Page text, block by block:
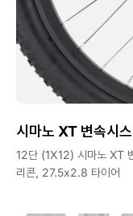
시마노 XT 변속시
12단 (1X12) 시마노 XT
리콘, 27.5x2.8 타이어